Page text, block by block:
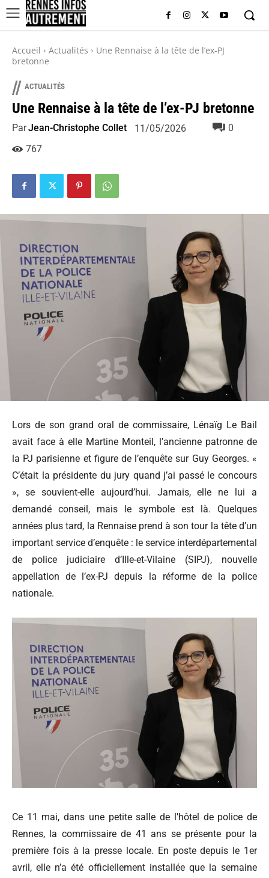
Accueil Actualités
Une Rennaise à la tête de l’ex-PJ
bretonne
// ACTUALITÉS
Une Rennaise à la tête de l’ex-PJ bretonne
ParJean-Christophe Collet 11/05/2026
0
767
Lors de son grand oral de commissaire, Lénaïg Le Bail
avait face à elle Martine Monteil, l’ancienne patronne de
la PJ parisienne et figure de l’enquête sur Guy Georges. «
C’était la présidente du jury quand j’ai passé le concours
», se souvient-elle aujourd’hui. Jamais, elle ne lui a
demandé conseil, mais le symbole est là. Quelques
années plus tard, la Rennaise prend à son tour la tête d’un
important service d’enquête : le service interdépartemental
de police judiciaire d’Ille-et-Vilaine (SIPJ), nouvelle
appellation de l’ex-PJ depuis la réforme de la police
nationale.
Ce 11 mai, dans une petite salle de l’hôtel de police de
Rennes, la commissaire de 41 ans se présente pour la
première fois à la presse locale. En poste depuis le 1er
avril, elle n’a été officiellement installée que la semaine